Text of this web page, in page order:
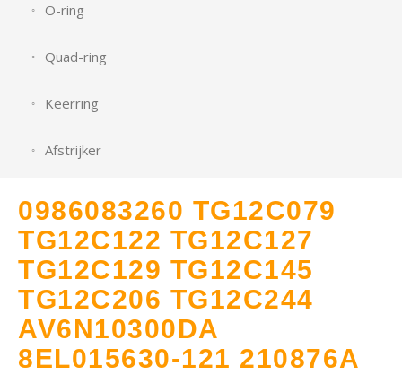
O-ring
Quad-ring
Keerring
Afstrijker
0986083260 TG12C079
TG12C122 TG12C127
TG12C129 TG12C145
TG12C206 TG12C244
AV6N10300DA
8EL015630-121 210876A